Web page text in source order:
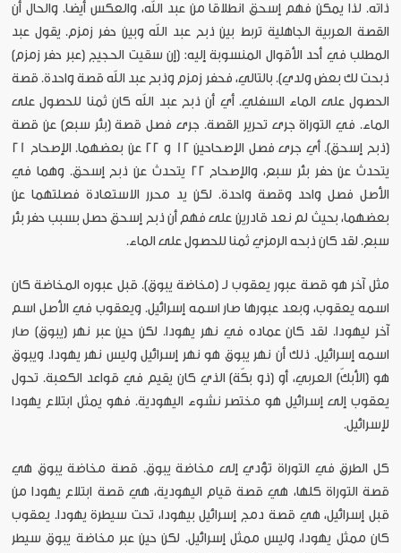
ذاته. لذا يمكن فهم إسحق انطلاقا من عبد الله، والعكس أيضا. والحال أن
القصة العربية الجاهلية تربط بين ذبح عبد الله وبين حفر زمزم. يقول عبد
المطلب في أحد الأقوال المنسوبة إليه: (إن سقيت الحجيج [عبر حفر زمزم]
ذبحت لك بعض ولدي). بالتالي، فحفر زمزم وذبح عبد الله قصة واحدة. قصة
الحصول على الماء السفلي. أي أن ذبح عبد الله كان ثمنا للحصول على
الماء. في التوراة جرى تحرير القصة. جرى فصل قصة (بئر سبع) عن قصة
(ذبح إسحق). أي جرى فصل الإصحاحين 12 و 22 عن بعضهما. الإصحاح 21
يتحدث عن حفر بئر سبع، والإصحاح 22 يتحدث عن ذبح إسحق. وهما في
الأصل فصل واحد وقصة واحدة. لكن يد محرر الاستعادة فصلتهما عن
بعضهما، بحيث لم نعد قادرين على فهم أن ذبح إسحق حصل بسبب حفر بئر
سبع. لقد كان ذبحه الرمزي ثمنا للحصول على الماء.
مثل آخر هو قصة عبور يعقوب لـ (مخاضة يبوق). قبل عبوره المخاضة كان
اسمه يعقوب، وبعد عبورها صار اسمه إسرائيل. ويعقوب في الأصل اسم
آخر ليهودا. لقد كان عماده في نهر يهودا. لكن حين عبر نهر (يبوق) صار
اسمه إسرائيل. ذلك أن نهر يبوق هو نهر إسرائيل وليس نهر يهودا. ويبوق
هو (الأبكّ) العربي، أو (ذو بكّة) الذي كان يقيم في قواعد الكعبة. تحول
يعقوب إلى إسرائيل هو مختصر نشوء اليهودية. فهو يمثل ابتلاع يهودا
لإسرائيل.
كل الطرق في التوراة تؤدي إلى مخاضة يبوق. قصة مخاضة يبوق هي
قصة التوراة كلها، هي قصة قيام اليهودية، هي قصة ابتلاع يهودا من
قبل إسرائيل، هي قصة دمج إسرائيل بيهودا، تحت سيطرة يهودا. يعقوب
كان ممثل يهودا، وليس ممثل إسرائيل. لكن حين عبر مخاضة يبوق سيطر